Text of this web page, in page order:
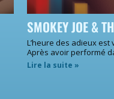
SMOKEY JOE &
L’heure des adieux est
Après avoir performé
Lire la suite »